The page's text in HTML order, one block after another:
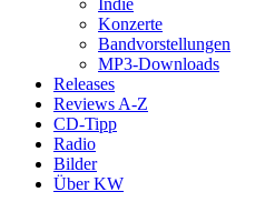
Indie
Konzerte
Bandvorstellungen
MP3-Downloads
Releases
Reviews A-Z
CD-Tipp
Radio
Bilder
Über KW